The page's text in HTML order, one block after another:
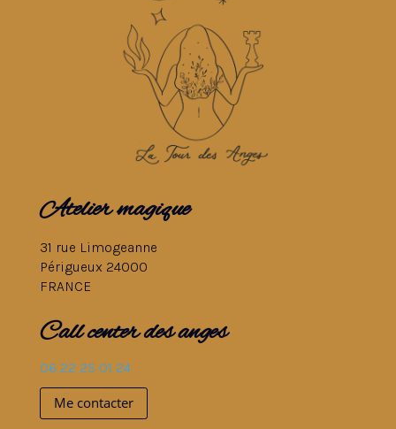
Atelier magique
31 rue Limogeanne
Périgueux 24000
FRANCE
Call center des anges
06 22 25 01 24
Me contacter